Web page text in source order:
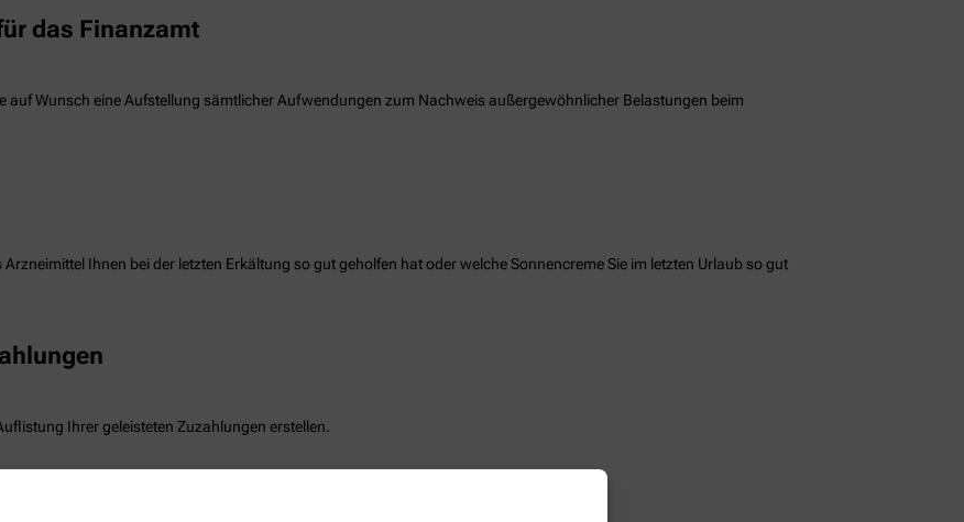
das Finanzamt
auf Wunsch eine Aufstellung sämtlicher Aufwendungen zum Nachweis außergewöhnlicher Belastungen beim
Ihnen bei der letzten Erkältung so gut geholfen hat oder welche Sonnencreme Sie im letzten Urlaub so gut
Ihrer geleisteten Zuzahlungen erstellen.